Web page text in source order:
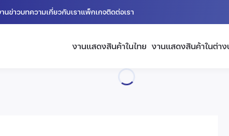
นข่าวบทความเกี่ยวกับเราแพ็กเกจติดต่อเรา
งานแสดงสินค้าในไทย งานแสดงสินค้าในต่าง